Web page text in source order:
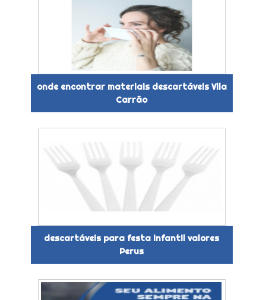
onde encontrar materiais descartáveis Vila
Carrão
descartáveis para festa infantil valores
Perus